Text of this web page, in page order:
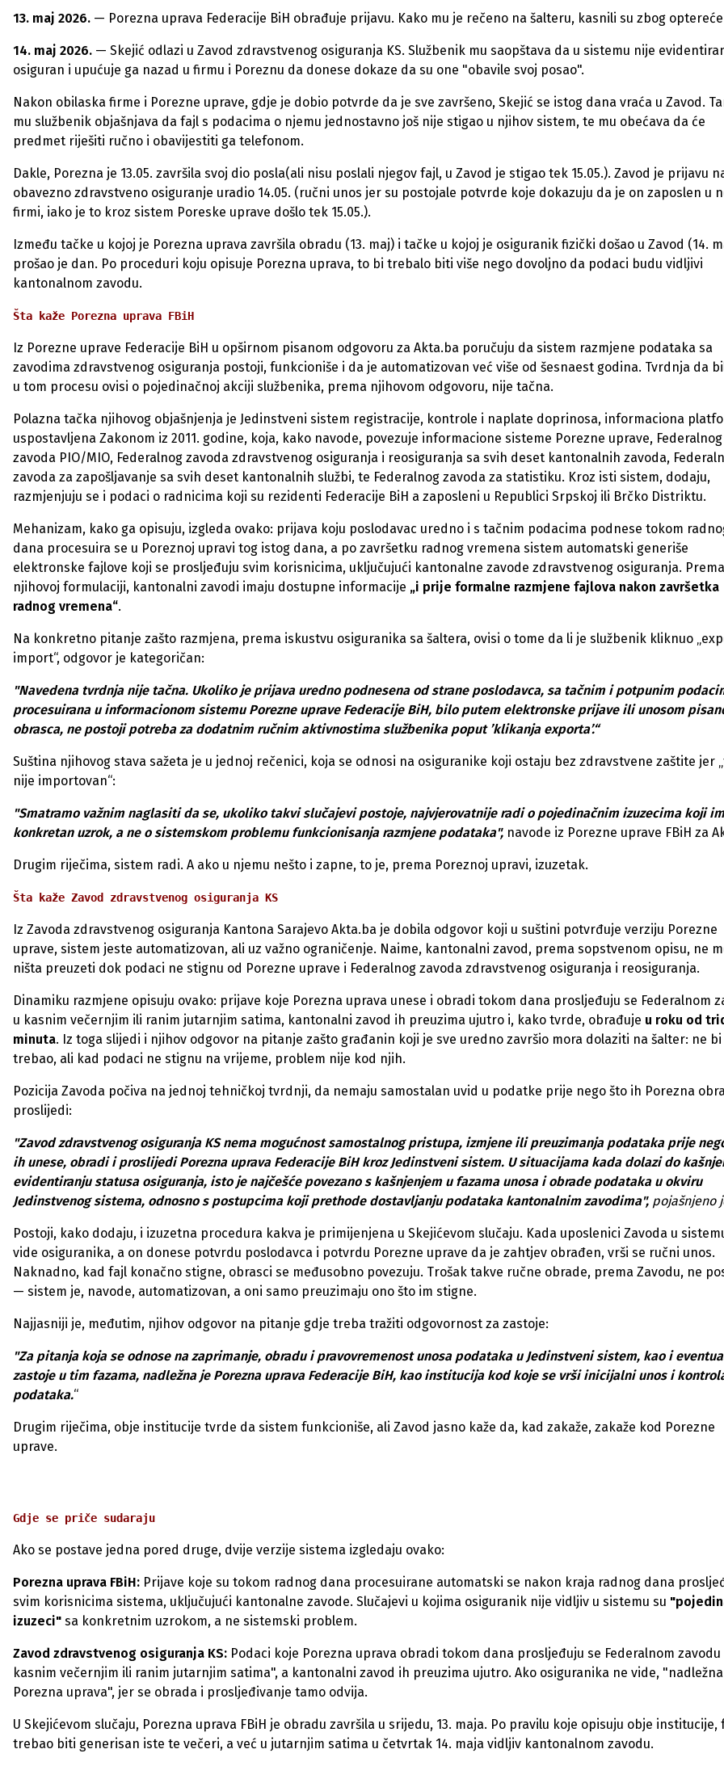
13. maj 2026. — Porezna uprava Federacije BiH obrađuje prijavu. Kako mu je rečeno na šalteru, kasnili su zbog
14. maj 2026. — Skejić odlazi u Zavod zdravstvenog osiguranja KS. Službenik mu saopštava da u sistemu nije
osiguran i upućuje ga nazad u firmu i Poreznu da donese dokaze da su one "obavile svoj posao".
Nakon obilaska firme i Porezne uprave, gdje je dobio potvrde da je sve završeno, Skejić se istog dana vraća u Zavod.
mu službenik objašnjava da fajl s podacima o njemu jednostavno još nije stigao u njihov sistem, te mu obećava da će
predmet riješiti ručno i obavijestiti ga telefonom.
Dakle, Porezna je 13.05. završila svoj dio posla(ali nisu poslali njegov fajl, u Zavod je stigao tek 15.05.). Zavod je prijavu
obavezno zdravstveno osiguranje uradio 14.05. (ručni unos jer su postojale potvrde koje dokazuju da je on zaposlen u
firmi, iako je to kroz sistem Poreske uprave došlo tek 15.05.).
Između tačke u kojoj je Porezna uprava završila obradu (13. maj) i tačke u kojoj je osiguranik fizički došao u Zavod (14.
prošao je dan. Po proceduri koju opisuje Porezna uprava, to bi trebalo biti više nego dovoljno da podaci budu vidljivi
kantonalnom zavodu.
Šta kaže Porezna uprava FBiH
Iz Porezne uprave Federacije BiH u opširnom pisanom odgovoru za Akta.ba poručuju da sistem razmjene podataka sa
zavodima zdravstvenog osiguranja postoji, funkcioniše i da je automatizovan već više od šesnaest godina. Tvrdnja da
u tom procesu ovisi o pojedinačnoj akciji službenika, prema njihovom odgovoru, nije tačna.
Polazna tačka njihovog objašnjenja je Jedinstveni sistem registracije, kontrole i naplate doprinosa, informaciona
uspostavljena Zakonom iz 2011. godine, koja, kako navode, povezuje informacione sisteme Porezne uprave, Federalnog
zavoda PIO/MIO, Federalnog zavoda zdravstvenog osiguranja i reosiguranja sa svih deset kantonalnih zavoda,
zavoda za zapošljavanje sa svih deset kantonalnih službi, te Federalnog zavoda za statistiku. Kroz isti sistem, dodaju,
razmjenjuju se i podaci o radnicima koji su rezidenti Federacije BiH a zaposleni u Republici Srpskoj ili Brčko Distriktu.
Mehanizam, kako ga opisuju, izgleda ovako: prijava koju poslodavac uredno i s tačnim podacima podnese tokom
dana procesuira se u Poreznoj upravi tog istog dana, a po završetku radnog vremena sistem automatski generiše
elektronske fajlove koji se prosljeđuju svim korisnicima, uključujući kantonalne zavode zdravstvenog osiguranja. Prema
njihovoj formulaciji, kantonalni zavodi imaju dostupne informacije „i prije formalne razmjene fajlova nakon završetka
radnog vremena“.
Na konkretno pitanje zašto razmjena, prema iskustvu osiguranika sa šaltera, ovisi o tome da li je službenik kliknuo
import“, odgovor je kategoričan:
"Navedena tvrdnja nije tačna. Ukoliko je prijava uredno podnesena od strane poslodavca, sa tačnim i potpunim
procesuirana u informacionom sistemu Porezne uprave Federacije BiH, bilo putem elektronske prijave ili unosom
obrasca, ne postoji potreba za dodatnim ručnim aktivnostima službenika poput ’klikanja exporta’.“
Suština njihovog stava sažeta je u jednoj rečenici, koja se odnosi na osiguranike koji ostaju bez zdravstvene zaštite jer
nije importovan“:
"Smatramo važnim naglasiti da se, ukoliko takvi slučajevi postoje, najvjerovatnije radi o pojedinačnim izuzecima koji
konkretan uzrok, a ne o sistemskom problemu funkcionisanja razmjene podataka", navode iz Porezne uprave FBiH za
Drugim riječima, sistem radi. A ako u njemu nešto i zapne, to je, prema Poreznoj upravi, izuzetak.
Šta kaže Zavod zdravstvenog osiguranja KS
Iz Zavoda zdravstvenog osiguranja Kantona Sarajevo Akta.ba je dobila odgovor koji u suštini potvrđuje verziju Porezne
uprave, sistem jeste automatizovan, ali uz važno ograničenje. Naime, kantonalni zavod, prema sopstvenom opisu, ne
ništa preuzeti dok podaci ne stignu od Porezne uprave i Federalnog zavoda zdravstvenog osiguranja i reosiguranja.
Dinamiku razmjene opisuju ovako: prijave koje Porezna uprava unese i obradi tokom dana prosljeđuju se Federalnom
u kasnim večernjim ili ranim jutarnjim satima, kantonalni zavod ih preuzima ujutro i, kako tvrde, obrađuje u roku od
minuta. Iz toga slijedi i njihov odgovor na pitanje zašto građanin koji je sve uredno završio mora dolaziti na šalter: ne bi
trebao, ali kad podaci ne stignu na vrijeme, problem nije kod njih.
Pozicija Zavoda počiva na jednoj tehničkoj tvrdnji, da nemaju samostalan uvid u podatke prije nego što ih Porezna
proslijedi:
"Zavod zdravstvenog osiguranja KS nema mogućnost samostalnog pristupa, izmjene ili preuzimanja podataka prije
ih unese, obradi i proslijedi Porezna uprava Federacije BiH kroz Jedinstveni sistem. U situacijama kada dolazi do
evidentiranju statusa osiguranja, isto je najčešće povezano s kašnjenjem u fazama unosa i obrade podataka u okviru
Jedinstvenog sistema, odnosno s postupcima koji prethode dostavljanju podataka kantonalnim zavodima", pojašnjeno
Postoji, kako dodaju, i izuzetna procedura kakva je primijenjena u Skejićevom slučaju. Kada uposlenici Zavoda u
vide osiguranika, a on donese potvrdu poslodavca i potvrdu Porezne uprave da je zahtjev obrađen, vrši se ručni unos.
Naknadno, kad fajl konačno stigne, obrasci se međusobno povezuju. Trošak takve ručne obrade, prema Zavodu, ne
— sistem je, navode, automatizovan, a oni samo preuzimaju ono što im stigne.
Najjasniji je, međutim, njihov odgovor na pitanje gdje treba tražiti odgovornost za zastoje:
"Za pitanja koja se odnose na zaprimanje, obradu i pravovremenost unosa podataka u Jedinstveni sistem, kao i
zastoje u tim fazama, nadležna je Porezna uprava Federacije BiH, kao institucija kod koje se vrši inicijalni unos i
podataka.“
Drugim riječima, obje institucije tvrde da sistem funkcioniše, ali Zavod jasno kaže da, kad zakaže, zakaže kod Porezne
uprave.​
Gdje se priče sudaraju
Ako se postave jedna pored druge, dvije verzije sistema izgledaju ovako:
Porezna uprava FBiH: Prijave koje su tokom radnog dana procesuirane automatski se nakon kraja radnog dana
svim korisnicima sistema, uključujući kantonalne zavode. Slučajevi u kojima osiguranik nije vidljiv u sistemu su
izuzeci" sa konkretnim uzrokom, a ne sistemski problem.
Zavod zdravstvenog osiguranja KS: Podaci koje Porezna uprava obradi tokom dana prosljeđuju se Federalnom zavodu
kasnim večernjim ili ranim jutarnjim satima", a kantonalni zavod ih preuzima ujutro. Ako osiguranika ne vide,
Porezna uprava", jer se obrada i prosljeđivanje tamo odvija.
U Skejićevom slučaju, Porezna uprava FBiH je obradu završila u srijedu, 13. maja. Po pravilu koje opisuju obje institucije,
trebao biti generisan iste te večeri, a već u jutarnjim satima u četvrtak 14. maja vidljiv kantonalnom zavodu.